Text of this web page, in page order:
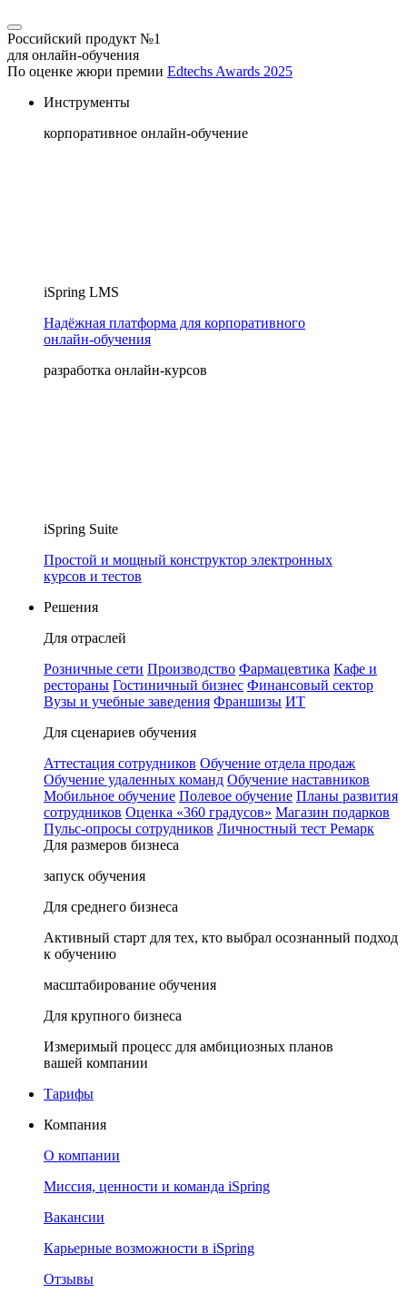
Российский продукт №1
для онлайн-обучения
По оценке жюри премии Edtechs Awards 2025
Инструменты
корпоративное онлайн-обучение
iSpring LMS
Надёжная платформа для корпоративного
онлайн‑обучения
разработка онлайн-курсов
iSpring Suite
Простой и мощный конструктор электронных
курсов и тестов
Решения
Для отраслей
Розничные сети Производство Фармацевтика Кафе и
рестораны Гостиничный бизнес Финансовый сектор
Вузы и учебные заведения Франшизы ИТ
Для сценариев обучения
Аттестация сотрудников Обучение отдела продаж
Обучение удаленных команд Обучение наставников
Мобильное обучение Полевое обучение Планы развития
сотрудников Оценка «360 градусов» Магазин подарков
Пульс-опросы сотрудников Личностный тест Ремарк
Для размеров бизнеса
запуск обучения
Для среднего бизнеса
Активный старт для тех, кто выбрал осознанный подход
к обучению
масштабирование обучения
Для крупного бизнеса
Измеримый процесс для амбициозных планов
вашей компании
Тарифы
Компания
О компании
Миссия, ценности и команда iSpring
Вакансии
Карьерные возможности в iSpring
Отзывы